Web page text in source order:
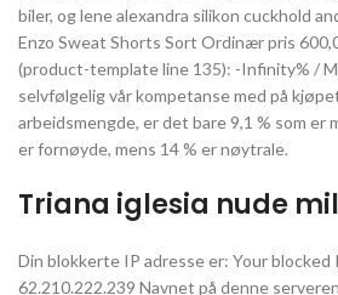
biler, og lene alexandra silikon cuckhold
Enzo Sweat Shorts Sort Ordinær pris
(product-template line 135): -Infinity% /
selvfølgelig vår kompetanse med på
arbeidsmengde, er det bare 9,1 % som er
er fornøyde, mens 14 % er nøytrale.
Triana iglesia nude
Din blokkerte IP adresse er: Your blocked
62.210.222.239 Navnet på denne